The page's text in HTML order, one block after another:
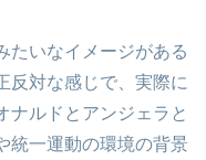
たいなイメージがある
反対な感じで、実際に
ナルドとアンジェラと
統一運動の環境の背景